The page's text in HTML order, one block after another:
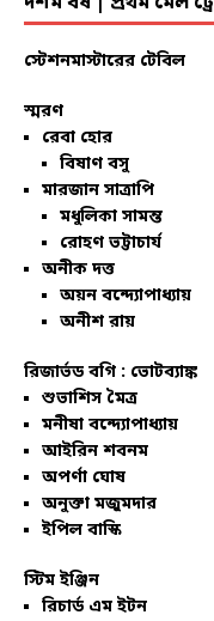
স্টেশনমাস্টারের টেবিল
স্মরণ
রেবা হোর
বিষাণ বসু
মারজান সাত্রাপি
মধুলিকা সামন্ত
রোহণ ভট্টাচার্য
অনীক দত্ত
অয়ন বন্দ্যোপাধ্যায়
অনীশ রায়
রিজার্ভড বগি : ভোটব্যাঙ্ক
শুভাশিস মৈত্র
মনীষা বন্দ্যোপাধ্যায়
আইরিন শবনম
অপর্ণা ঘোষ
অনুক্তা মজুমদার
ইপিল বাস্কি
স্টিম ইঞ্জিন
রিচার্ড এম ইটন